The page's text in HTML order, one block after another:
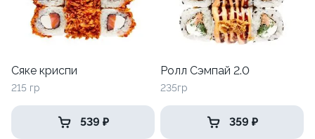
Сяке криспи
215 гр
539 ₽
Ролл Сэмпай 2.0
235гр
359 ₽